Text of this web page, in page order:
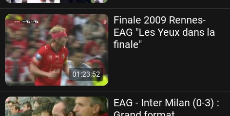
01:23:52
Finale 2009 Rennes-
EAG "Les Yeux dans la
finale"
EAG - Inter Milan (0-3) :